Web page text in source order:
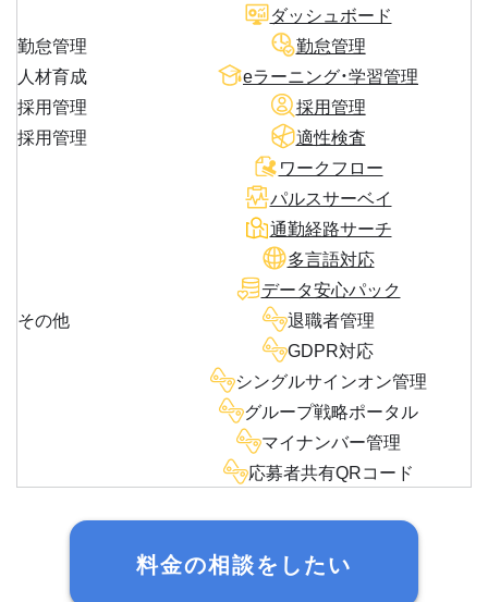
ダッシュボード
勤怠管理
勤怠管理
人材育成
eラーニング・学習管理
採用管理
採用管理
採用管理
適性検査
その他
ワークフロー
パルスサーベイ
通勤経路サーチ
多言語対応
データ安心パック
退職者管理
GDPR対応
シングルサインオン管理
グループ戦略ポータル
マイナンバー管理
応募者共有QRコード
料金の相談をしたい